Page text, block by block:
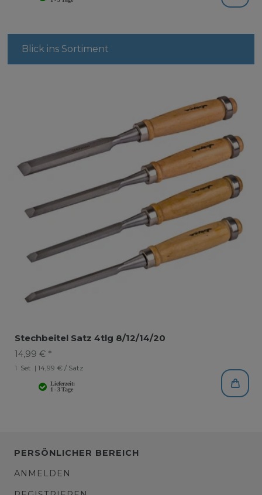
Blick ins Sortiment
Stechbeitel Satz 4tlg 8/12/14/20
14,99 € *
1 Set | 14,99 € / Satz
PERSÖNLICHER BEREICH
ANMELDEN